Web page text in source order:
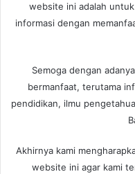
website ini adalah
informasi dengan
Semoga dengan
bermanfaat, terutama
pendidikan, ilmu
Akhirnya kami
website ini agar kami